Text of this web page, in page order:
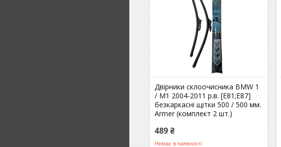
Двірники склоочисника BMW 1
/ M1 2004-2011 р.в. [E81;E87]
безкаркасні щітки 500 / 500 мм.
Armer (комплект 2 шт.)
489 ₴
Немає в наявності